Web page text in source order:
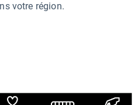
votre région.